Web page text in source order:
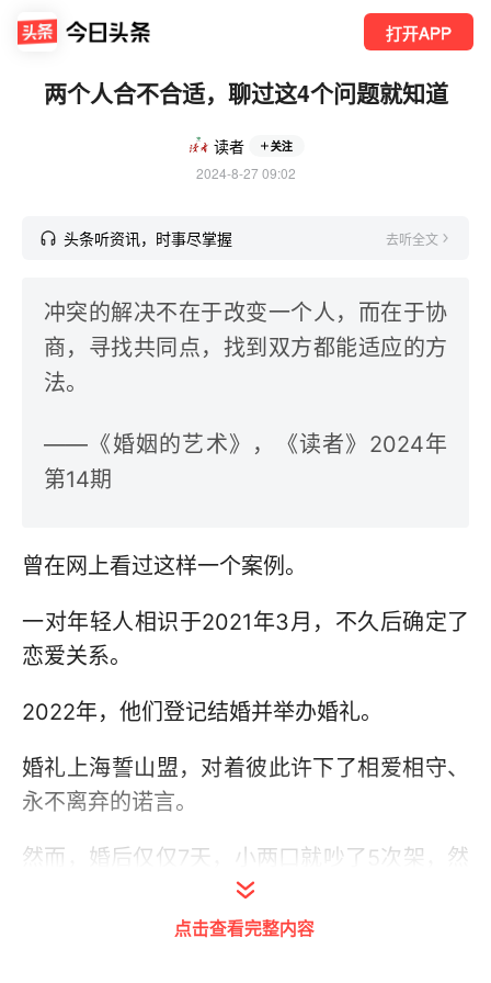
打开APP
两个人合不合适，聊过这4个问题就知道
读者 关注
2024-8-27 09:02
头条听资讯，时事尽掌握 去听全文
冲突的解决不在于改变一个人，而在于协
商，寻找共同点，找到双方都能适应的方
法。
——《婚姻的艺术》，《读者》2024年
第14期
曾在网上看过这样一个案例。
一对年轻人相识于2021年3月，不久后确定了
恋爱关系。
2022年，他们登记结婚并举办婚礼。
婚礼上海誓山盟，对着彼此许下了相爱相守、
永不离弃的诺言。
然而，婚后仅仅7天，小两口就吵了5次架，然
点击查看完整内容